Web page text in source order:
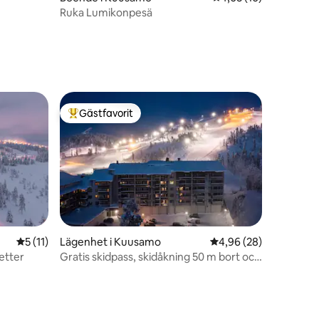
Ruka Lumikonpesä
5 av 5 i genomsnittligt betyg, 11 omdömen
5 (11)
Populär gästfavorit
Gästfavorit
Lägenhet i Kuusamo 4,96 av 5 i
4,96 (28)
Gratis skidpass, skidåkning 50 m bort och